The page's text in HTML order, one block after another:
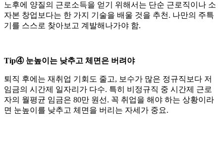
노후에 양질의 근로소득을 얻기 위해서는 단순 근로직이나 소
자본 창업보다는 한 가지 기술을 배울 것을 추천. 나만의 주특
기를 스스로 찾아보고 계발해나가야 함.
Tip④ 눈높이는 낮추고 체면은 버려야
퇴직 후에는 재취업 기회도 줄고, 보수가 많은 정규직보다 저
임금의 시간제 일자리가 다수. 특히 비정규직 중 시간제 근로
자의 월평균 임금은 80만 원선. 꼭 취업을 해야 하는 상황이라
면 눈높이를 낮추고 체면을 버리는 자세가 중요.